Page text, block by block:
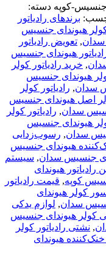
جنسیس-کوپه دسته:
برندهای رادیاتور
هیوندای جنسیس
, تعویض رادیاتور
هیوندای جنسیس
, خرید رادیاتور کولر
هیوندای جنسیس
سدان, رادیاتور کولر
اصل هیوندای جنسیس
سدان, رادیاتور کولر
هیوندای جنسیس
سدان, رسوب‌زدایی
هیوندای جنسیس
جنسیس سدان, سیستم
رادیاتور هیوندای
کوپه, قیمت رادیاتور
کولر هیوندای
سدان, لوازم یدکی
کولر هیوندای جنسیس
, نشتی رادیاتور کولر
هیوندای